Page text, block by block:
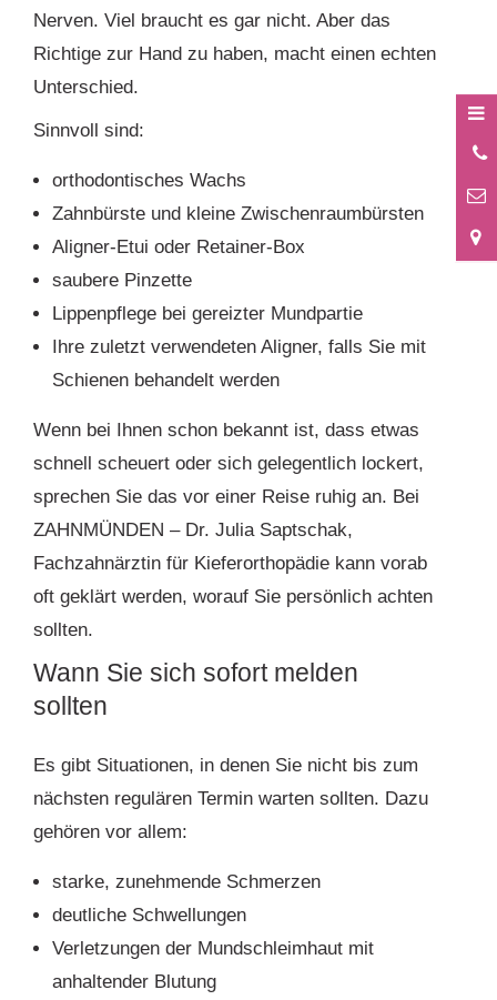
Nerven. Viel braucht es gar nicht. Aber das
Richtige zur Hand zu haben, macht einen echten
Unterschied.
Sinnvoll sind:
orthodontisches Wachs
Zahnbürste und kleine Zwischenraumbürsten
Aligner-Etui oder Retainer-Box
saubere Pinzette
Lippenpflege bei gereizter Mundpartie
Ihre zuletzt verwendeten Aligner, falls Sie mit
Schienen behandelt werden
Wenn bei Ihnen schon bekannt ist, dass etwas
schnell scheuert oder sich gelegentlich lockert,
sprechen Sie das vor einer Reise ruhig an. Bei
ZAHNMÜNDEN – Dr. Julia Saptschak,
Fachzahnärztin für Kieferorthopädie kann vorab
oft geklärt werden, worauf Sie persönlich achten
sollten.
Wann Sie sich sofort melden
sollten
Es gibt Situationen, in denen Sie nicht bis zum
nächsten regulären Termin warten sollten. Dazu
gehören vor allem:
starke, zunehmende Schmerzen
deutliche Schwellungen
Verletzungen der Mundschleimhaut mit
anhaltender Blutung